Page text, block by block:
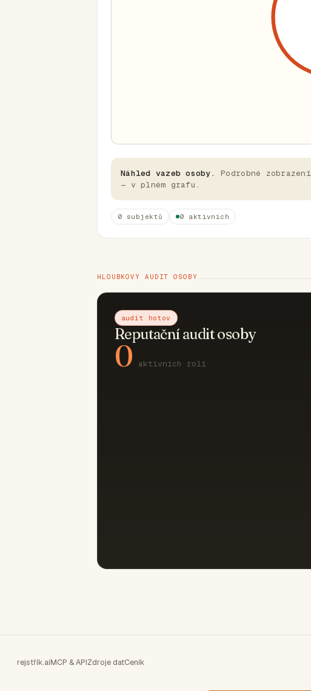
Náhled vazeb osoby.
Podrobné
— v plném grafu.
0 subjektů 0 aktivních
HLOUBKOVÝ AUDIT OSOBY
audit hotov
Reputační audit osoby
0 aktivních rolí
rejstřík.aiMCP & APIZdroje datCeník